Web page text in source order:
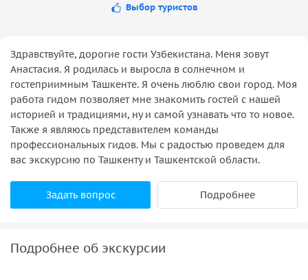
Выбор туристов
Здравствуйте, дорогие гости Узбекистана. Меня зовут
Анастасия. Я родилась и выросла в солнечном и
гостеприимным Ташкенте. Я очень люблю свои город. Моя
работа гидом позволяет мне знакомить гостей с нашей
историей и традициями, ну и самой узнавать что то новое.
Также я являюсь представителем команды
профессиональных гидов. Мы с радостью проведем для
вас экскурсию по Ташкенту и Ташкентской области.
Задать вопрос Подробнее
Подробнее об экскурсии